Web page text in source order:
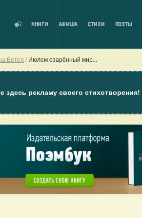
КНИГИ АФИША СТИХИ ПОЭТЫ
Ветер Июлем озарённый мир...
здесь рекламу своего стихотворения!